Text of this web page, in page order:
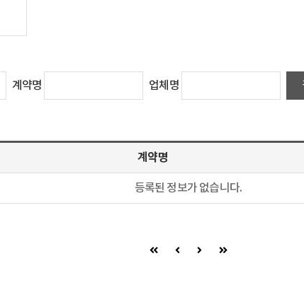
계약명 업체명
계약명
등록된 정보가 없습니다.
첫 페이지이전 페이지다음 페이지 (이동불가)
마지막 페이지